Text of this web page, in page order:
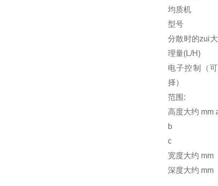
均质机
型号
分散时的zui
理量(L/H)
电子控制（
择）
范围:
高度大约 mm
b
c
宽度大约 mm
深度大约 mm